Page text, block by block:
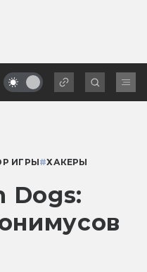
ИГРЫ#ХАКЕРЫ
Dogs: